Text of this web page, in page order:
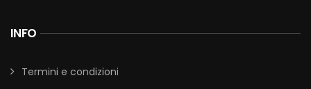
INFO
Termini e condizioni